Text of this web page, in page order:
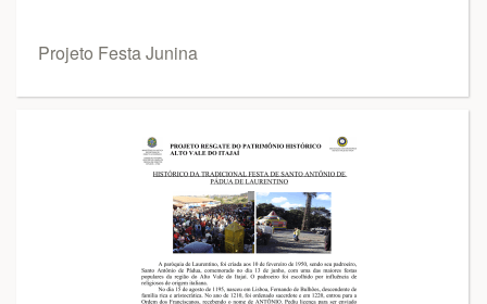
Projeto Festa Junina